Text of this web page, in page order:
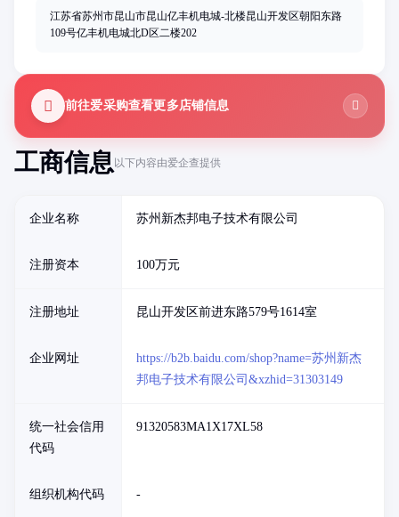
工商信息以下内容由爱企查提供
企业名称 苏州新杰邦电子技术有限公司
注册资本 100万元
注册地址 昆山开发区前进东路579号1614室
企业网址
https://b2b.baidu.com/shop?name=苏州新杰
邦电子技术有限公司&xzhid=31303149
统一社会信用
代码
91320583MA1X17XL58
组织机构代码 -
江苏省苏州市昆山市昆山亿丰机电城-北楼昆山开发区朝阳东路
109号亿丰机电城北D区二楼202
前往爱采购查看更多店铺信息